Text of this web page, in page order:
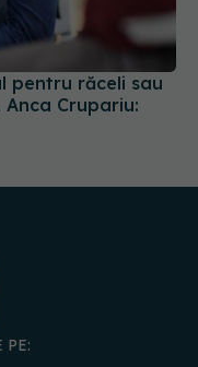
Crupariu:
PE: